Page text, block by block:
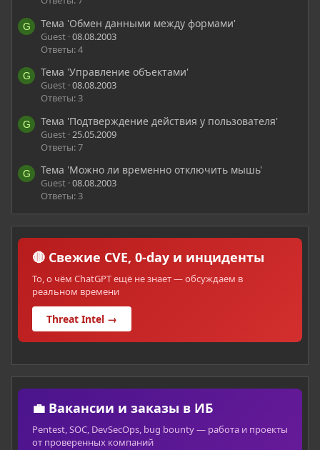
G Тема 'Обмен данными между формами'
Guest 08.08.2003
Ответы: 4
G Тема 'Управление объектами'
Guest 08.08.2003
Ответы: 3
G Тема 'Подтверждение действия у пользователя'
Guest 25.05.2009
Ответы: 7
G Тема 'Можно ли временно отключить мышь'
Guest 08.08.2003
Ответы: 3
🔴 Свежие CVE, 0-day и инциденты
То, о чём ChatGPT ещё не знает — обсуждаем в
реальном времени
Threat Intel →
💼 Вакансии и заказы в ИБ
Pentest, SOC, DevSecOps, bug bounty — работа и проекты
от проверенных компаний